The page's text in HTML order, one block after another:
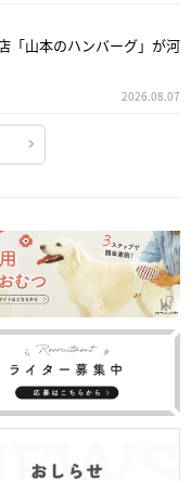
「山本のハンバーグ」が河
2026.08.07